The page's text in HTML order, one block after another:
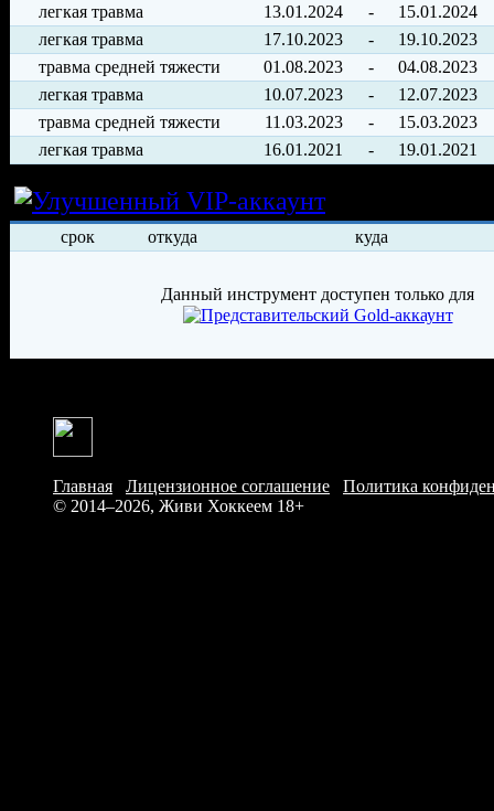
легкая травма
13.01.2024 -
15.01.2024
легкая травма
17.10.2023 -
19.10.2023
травма средней тяжести
01.08.2023 -
04.08.2023
легкая травма
10.07.2023 -
12.07.2023
травма средней тяжести
11.03.2023 -
15.03.2023
легкая травма
16.01.2021 - 19.01.2021
Условия
срок откуда куда
Данный инструмент доступен только для
Главная Лицензионное соглашение
Политика
© 2014–2026, Живи Хоккеем 18+